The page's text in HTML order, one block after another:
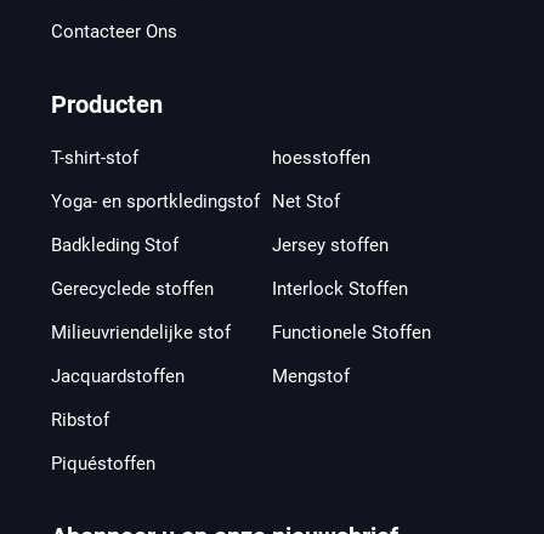
Contacteer Ons
Producten
T-shirt-stof
Yoga- en sportkledingstof
Badkleding Stof
Gerecyclede stoffen
hoesstoffen
Net Stof
Jersey stoffen
Interlock Stoffen
Milieuvriendelijke stof
Jacquardstoffen
Ribstof
Piquéstoffen
Functionele Stoffen
Mengstof